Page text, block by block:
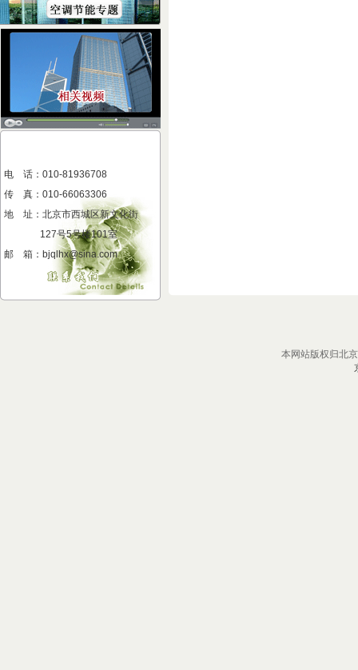
电 话：010-81936708
传 真 ： 010-66063306
地 址 ： 北京市西城区新文化街
127号5号楼101室
邮 箱：bjqlhx@sina.com
本网站版权归北